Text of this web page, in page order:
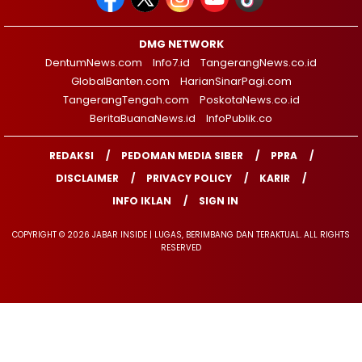
DMG NETWORK
DentumNews.com
Info7.id
TangerangNews.co.id
GlobalBanten.com
HarianSinarPagi.com
TangerangTengah.com
PoskotaNews.co.id
BeritaBuanaNews.id
InfoPublik.co
REDAKSI PEDOMAN MEDIA SIBER
PPRA
DISCLAIMER
PRIVACY POLICY
KARIR
INFO IKLAN
SIGN IN
COPYRIGHT © 2026 JABAR INSIDE | LUGAS, BERIMBANG DAN TERAKTUAL. ALL RIGHTS
RESERVED